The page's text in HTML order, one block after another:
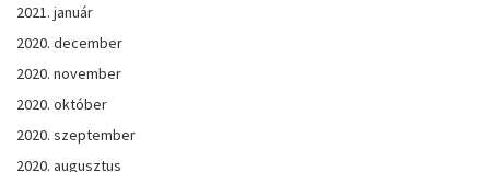
2021. január
2020. december
2020. november
2020. október
2020. szeptember
2020. augusztus